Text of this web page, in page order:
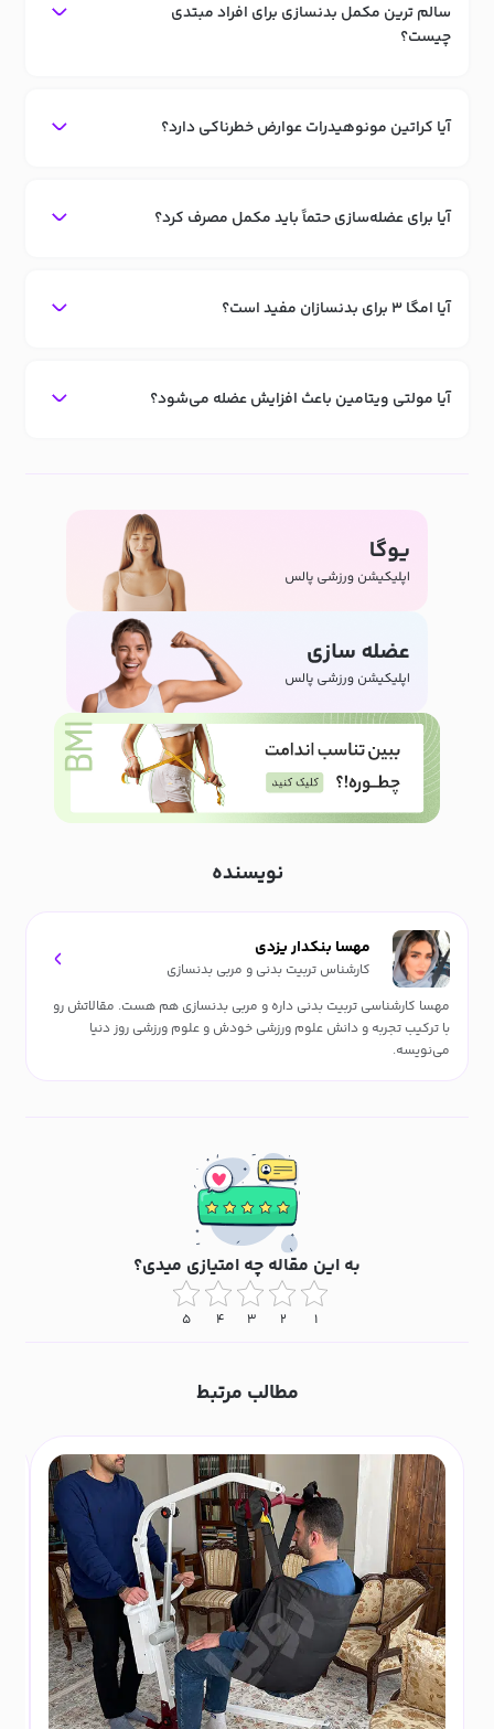
سالم ترین مکمل بدنسازی برای افراد مبتدی
چیست؟
آیا کراتین مونوهیدرات عوارض خطرناکی دارد؟
آیا برای عضله‌سازی حتماً باید مکمل مصرف کرد؟
آیا امگا ۳ برای بدنسازان مفید است؟
آیا مولتی ویتامین باعث افزایش عضله می‌شود؟
نویسنده
مهسا بنکدار یزدی
کارشناس تربیت بدنی و مربی بدنسازی
مهسا کارشناسی تربیت بدنی داره و مربی بدنسازی هم هست. مقالاتش رو
با ترکیب تجربه و دانش علوم ورزشی خودش و علوم ورزشی روز دنیا
می‌نویسه.
به این مقاله چه امتیازی میدی؟
۱ ۲ ۳ ۴ ۵
مطالب مرتبط